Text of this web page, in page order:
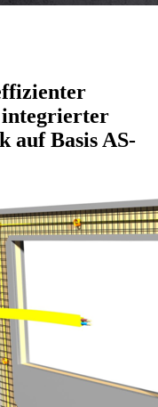
auf Basis AS-